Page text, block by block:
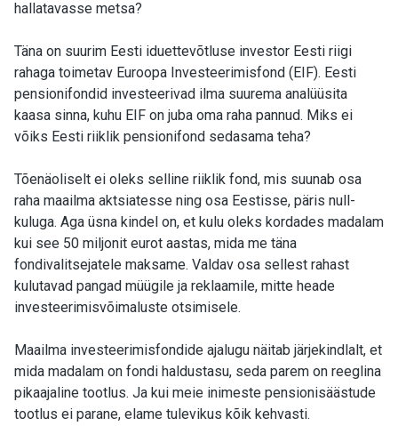
hallatavasse metsa?
Täna on suurim Eesti iduettevõtluse investor Eesti riigi
rahaga toimetav Euroopa Investeerimisfond (EIF). Eesti
pensionifondid investeerivad ilma suurema analüüsita
kaasa sinna, kuhu EIF on juba oma raha pannud. Miks ei
võiks Eesti riiklik pensionifond sedasama teha?
Tõenäoliselt ei oleks selline riiklik fond, mis suunab osa
raha maailma aktsiatesse ning osa Eestisse, päris null-
kuluga. Aga üsna kindel on, et kulu oleks kordades madalam
kui see 50 miljonit eurot aastas, mida me täna
fondivalitsejatele maksame. Valdav osa sellest rahast
kulutavad pangad müügile ja reklaamile, mitte heade
investeerimisvõimaluste otsimisele.
Maailma investeerimisfondide ajalugu näitab järjekindlalt, et
mida madalam on fondi haldustasu, seda parem on reeglina
pikaajaline tootlus. Ja kui meie inimeste pensionisäästude
tootlus ei parane, elame tulevikus kõik kehvasti.